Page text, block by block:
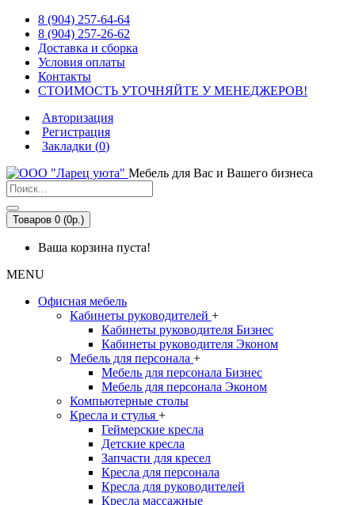
8 (904) 257-64-64
8 (904) 257-26-62
Доставка и сборка
Условия оплаты
Контакты
СТОИМОСТЬ УТОЧНЯЙТЕ У МЕНЕДЖЕРОВ!
Авторизация
Регистрация
Закладки (0)
Мебель для Вас и Вашего бизнеса
Товаров 0 (0р.)
Ваша корзина пуста!
MENU
Офисная мебель
Кабинеты руководителей +
Кабинеты руководителя Бизнес
Кабинеты руководителя Эконом
Мебель для персонала +
Мебель для персонала Бизнес
Мебель для персонала Эконом
Компьютерные столы
Кресла и стулья +
Геймерские кресла
Детские кресла
Запчасти для кресел
Кресла для персонала
Кресла для руководителей
Кресла массажные